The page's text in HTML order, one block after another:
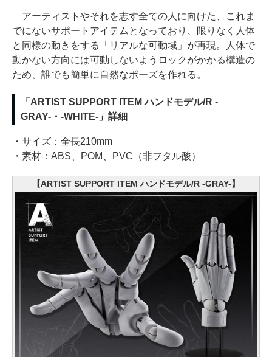
アーティストやそれを志す全ての人に向けた、これま
でにないサポートアイテムとなっており、限りなく人体
と同様の動きをする「リアルな可動域」が再現。人体で
動かない方向には可動しないようロックがかかる構造の
ため、誰でも簡単に自然なポーズを作れる。
「ARTIST SUPPORT ITEM ハンドモデル/R -
GRAY-・-WHITE-」詳細
・サイズ：全長210mm
・素材：ABS、POM、PVC（非フタル酸）
【ARTIST SUPPORT ITEM ハンドモデル/R -GRAY-】